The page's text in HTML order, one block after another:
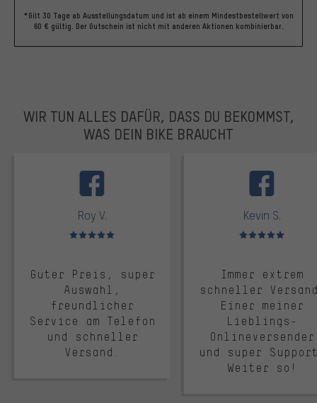
*Gilt 30 Tage ab Ausstellungsdatum und ist ab einem Mindestbestellwert von
60 € gültig. Der Gutschein ist nicht mit anderen Aktionen kombinierbar.
WIR TUN ALLES DAFÜR, DASS DU BEKOMMST,
WAS DEIN BIKE BRAUCHT
Roy V.
Bewertungen: 5 von 5
Guter Preis, super
Auswahl,
freundlicher
Service am Telefon
und schneller
Versand.
Kevin S.
Bewertungen: 5 von 5
Immer extrem
schneller
Einer meiner
Lieblings-
Onlineversender
und super
Weiter so!